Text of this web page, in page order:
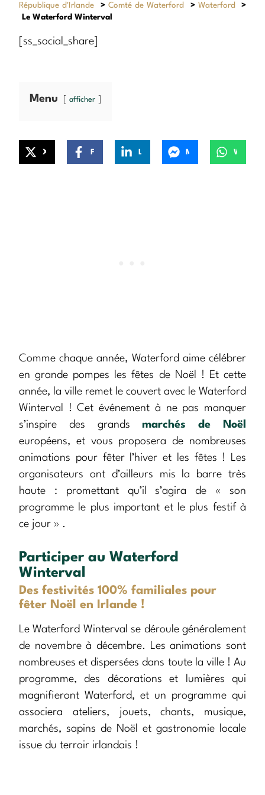
République d'Irlande
> Comté de Waterford > Waterford
>
Le Waterford Winterval
[ss_social_share]
Menu afficher
Comme chaque année, Waterford aime célébrer
en grande pompes les fêtes de Noël ! Et cette
année, la ville remet le couvert avec le Waterford
Winterval ! Cet événement à ne pas manquer
s’inspire des grandsmarchés de Noël
européens, et vous proposera de nombreuses
animations pour fêter l’hiver et les fêtes ! Les
organisateurs ont d’ailleurs mis la barre très
haute : promettant qu’il s’agira de « son
programme le plus important et le plus festif à
ce jour » .
Participer au Waterford
Winterval
Des festivités 100% familiales pour
fêter Noël en Irlande !
Le Waterford Winterval se déroule généralement
de novembre à décembre. Les animations sont
nombreuses et dispersées dans toute la ville ! Au
programme, des décorations et lumières qui
magnifieront Waterford, et un programme qui
associera ateliers, jouets, chants, musique,
marchés, sapins de Noël et gastronomie locale
issue du terroir irlandais !